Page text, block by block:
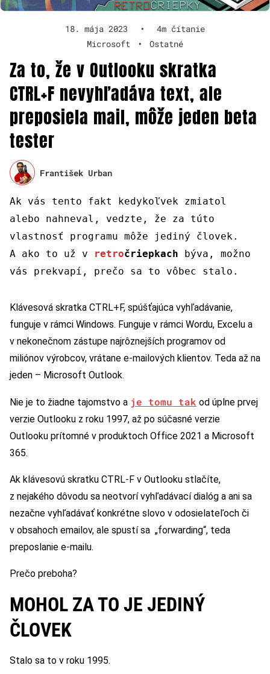
18. mája 2023 •
4m čítanie
Microsoft
• Ostatné
Za to, že v Outlooku skratka
CTRL+F nevyhľadáva text, ale
preposiela mail, môže jeden beta
tester
František Urban
Ak vás tento fakt kedykoľvek zmiatol
alebo nahneval, vedzte, že za túto
vlastnosť programu môže jediný človek.
A ako to už v
retročriepkach býva, možno
vás prekvapí, prečo sa to vôbec stalo.
Klávesová skratka CTRL+F, spúšťajúca vyhľadávanie,
funguje v rámci Windows. Funguje v rámci Wordu, Excelu a
v nekonečnom zástupe najrôznejších programov od
miliónov výrobcov, vrátane e-mailových klientov. Teda až na
jeden – Microsoft Outlook.
Nie je to žiadne tajomstvo a je tomu tak od úplne prvej
verzie Outlooku z roku 1997, až po súčasné verzie
Outlooku prítomné v produktoch Office 2021 a Microsoft
365.
Ak klávesovú skratku CTRL-F v Outlooku stlačíte,
z nejakého dôvodu sa neotvorí vyhľadávací dialóg a ani sa
nezačne vyhľadávať konkrétne slovo v odosielateľoch či
v obsahoch emailov, ale spustí sa „forwarding“, teda
preposlanie e-mailu.
Prečo preboha?
MOHOL ZA TO JE JEDINÝ
ČLOVEK
Stalo sa to v roku 1995.